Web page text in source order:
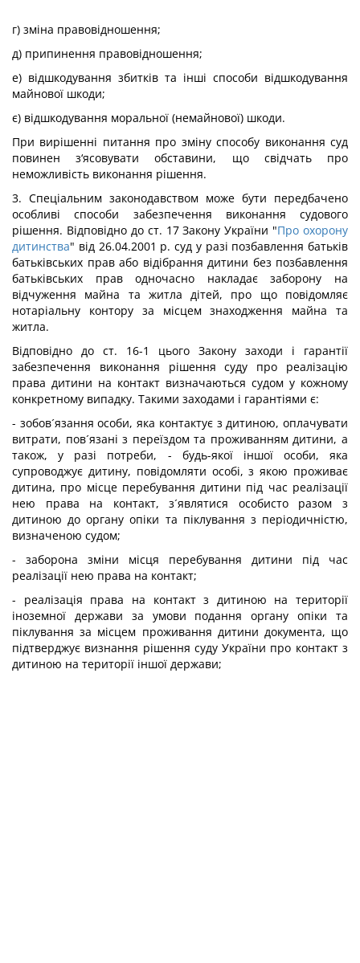
г) зміна правовідношення;
д) припинення правовідношення;
е) відшкодування збитків та інші способи відшкодування
майнової шкоди;
є) відшкодування моральної (немайнової) шкоди.
При вирішенні питання про зміну способу виконання суд
повинен з‘ясовувати обставини, що свідчать про
неможливість виконання рішення.
3. Спеціальним законодавством може бути передбачено
особливі способи забезпечення виконання судового
рішення. Відповідно до ст. 17 Закону України "Про охорону
дитинства" від 26.04.2001 р. суд у разі позбавлення батьків
батьківських прав або відібрання дитини без позбавлення
батьківських прав одночасно накладає заборону на
відчуження майна та житла дітей, про що повідомляє
нотаріальну контору за місцем знаходження майна та
житла.
Відповідно до ст. 16-1 цього Закону заходи і гарантії
забезпечення виконання рішення суду про реалізацію
права дитини на контакт визначаються судом у кожному
конкретному випадку. Такими заходами і гарантіями є:
- зобов´язання особи, яка контактує з дитиною, оплачувати
витрати, пов´язані з переїздом та проживанням дитини, а
також, у разі потреби, - будь-якої іншої особи, яка
супроводжує дитину, повідомляти особі, з якою проживає
дитина, про місце перебування дитини під час реалізації
нею права на контакт, з´являтися особисто разом з
дитиною до органу опіки та піклування з періодичністю,
визначеною судом;
- заборона зміни місця перебування дитини під час
реалізації нею права на контакт;
- реалізація права на контакт з дитиною на території
іноземної держави за умови подання органу опіки та
піклування за місцем проживання дитини документа, що
підтверджує визнання рішення суду України про контакт з
дитиною на території іншої держави;